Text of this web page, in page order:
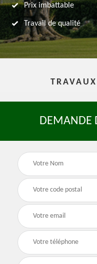
Prix imbattable
Travail de qualité
DEMANDE